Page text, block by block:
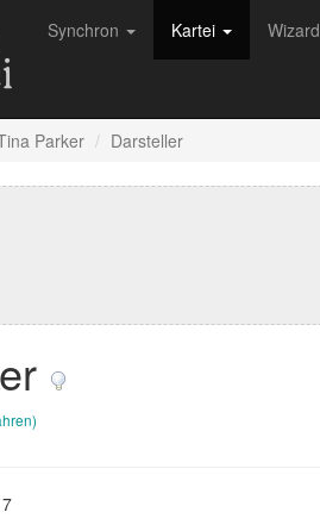
Synchron Kartei Wizard
Parker Darsteller